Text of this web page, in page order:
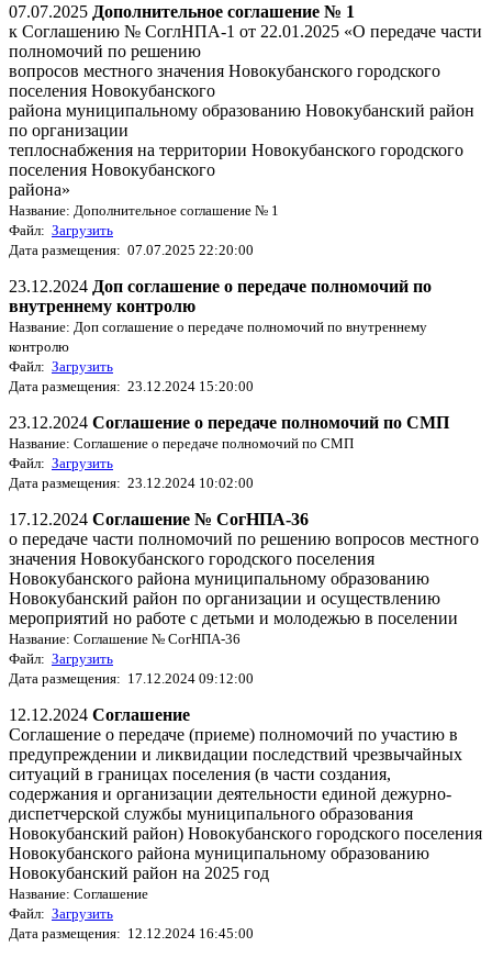
07.07.2025 Дополнительное соглашение № 1
к Соглашению № СоглНПА-1 от 22.01.2025 «О передаче части
полномочий по решению
вопросов местного значения Новокубанского городского
поселения Новокубанского
района муниципальному образованию Новокубанский район
по организации
теплоснабжения на территории Новокубанского городского
поселения Новокубанского
района»
Название: Дополнительное соглашение № 1
Файл: Загрузить
Дата размещения: 07.07.2025 22:20:00
23.12.2024 Доп соглашение о передаче полномочий по
внутреннему контролю
Название: Доп соглашение о передаче полномочий по внутреннему
контролю
Файл: Загрузить
Дата размещения: 23.12.2024 15:20:00
23.12.2024 Соглашение о передаче полномочий по СМП
Название: Соглашение о передаче полномочий по СМП
Файл: Загрузить
Дата размещения: 23.12.2024 10:02:00
17.12.2024 Соглашение № СогНПА-36
о передаче части полномочий по решению вопросов местного
значения Новокубанского городского поселения
Новокубанского района муниципальному образованию
Новокубанский район по организации и осуществлению
мероприятий но работе с детьми и молодежью в поселении
Название: Соглашение № СогНПА-36
Файл: Загрузить
Дата размещения: 17.12.2024 09:12:00
12.12.2024 Соглашение
Соглашение о передаче (приеме) полномочий по участию в
предупреждении и ликвидации последствий чрезвычайных
ситуаций в границах поселения (в части создания,
содержания и организации деятельности единой дежурно-
диспетчерской службы муниципального образования
Новокубанский район) Новокубанского городского поселения
Новокубанского района муниципальному образованию
Новокубанский район на 2025 год
Название: Соглашение
Файл: Загрузить
Дата размещения: 12.12.2024 16:45:00